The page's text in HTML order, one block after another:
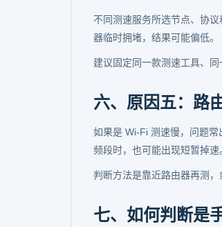
不同测速服务所选节点、协
器临时拥堵，结果可能偏低。
建议固定同一款测速工具、
六、原因五：路
如果是 Wi-Fi 测速慢，问题
频段时，也可能出现短暂掉速
判断方法是靠近路由器再测
七、如何判断是